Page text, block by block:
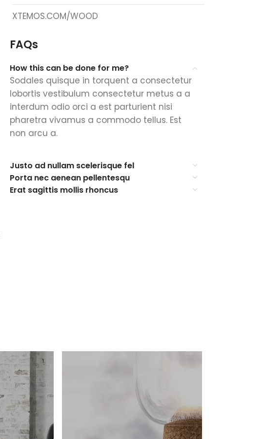
XTEMOS.COM/WOOD
FAQs
How this can be done for me?
Sodales quisque in torquent a consectetur
lobortis vestibulum consectetur metus a a
interdum odio orci a est parturient nisi
pharetra vivamus a commodo tellus. Est
non arcu a.
Justo ad nullam scelerisque fel
Porta nec aenean pellentesqu
Erat sagittis mollis rhoncus